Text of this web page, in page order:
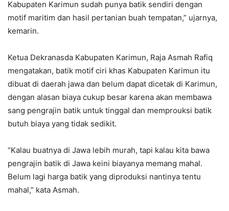
Kabupaten Karimun sudah punya batik sendiri dengan
motif maritim dan hasil pertanian buah tempatan,” ujarnya,
kemarin.
Ketua Dekranasda Kabupaten Karimun, Raja Asmah Rafiq
mengatakan, batik motif ciri khas Kabupaten Karimun itu
dibuat di daerah jawa dan belum dapat dicetak di Karimun,
dengan alasan biaya cukup besar karena akan membawa
sang pengrajin batik untuk tinggal dan memprouksi batik
butuh biaya yang tidak sedikit.
“Kalau buatnya di Jawa lebih murah, tapi kalau kita bawa
pengrajin batik di Jawa keini biayanya memang mahal.
Belum lagi harga batik yang diproduksi nantinya tentu
mahal,” kata Asmah.